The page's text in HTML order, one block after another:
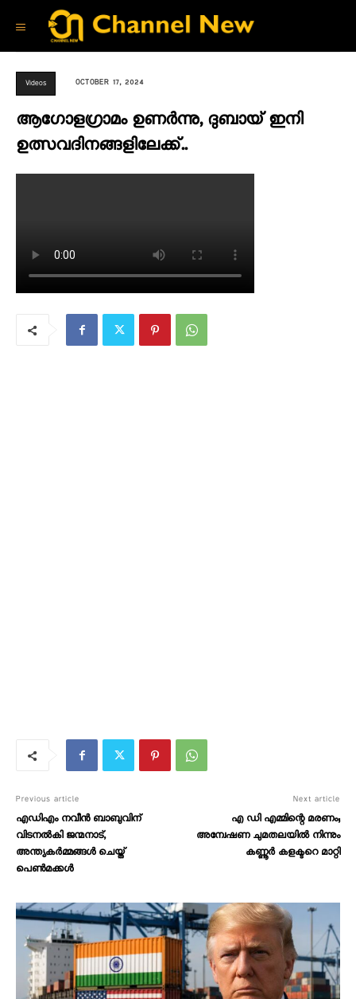
Videos OCTOBER 17, 2024
ആഗോളഗ്രാമം ഉണർന്നു, ദുബായ് ഇനി
ഉത്സവദിനങ്ങളിലേക്ക്..
Previous article
എഡിഎം നവീൻ ബാബുവിന്
വിടനൽകി ജന്മനാട്,
അന്ത്യകർമ്മങ്ങൾ ചെയ്ത്
പെൺമക്കൾ
Next article
എ ഡി എമ്മിന്റെ മരണം;
അന്വേഷണ ചുമതലയിൽ നിന്നും
കണ്ണൂർ കളക്ടറെ മാറ്റി